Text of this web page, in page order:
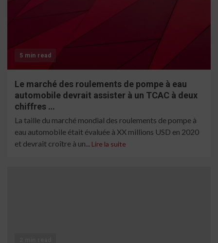
5 min read
Le marché des roulements de pompe à eau
automobile devrait assister à un TCAC à deux
chiffres …
La taille du marché mondial des roulements de pompe à
eau automobile était évaluée à XX millions USD en 2020
et devrait croître à un... Lire la suite